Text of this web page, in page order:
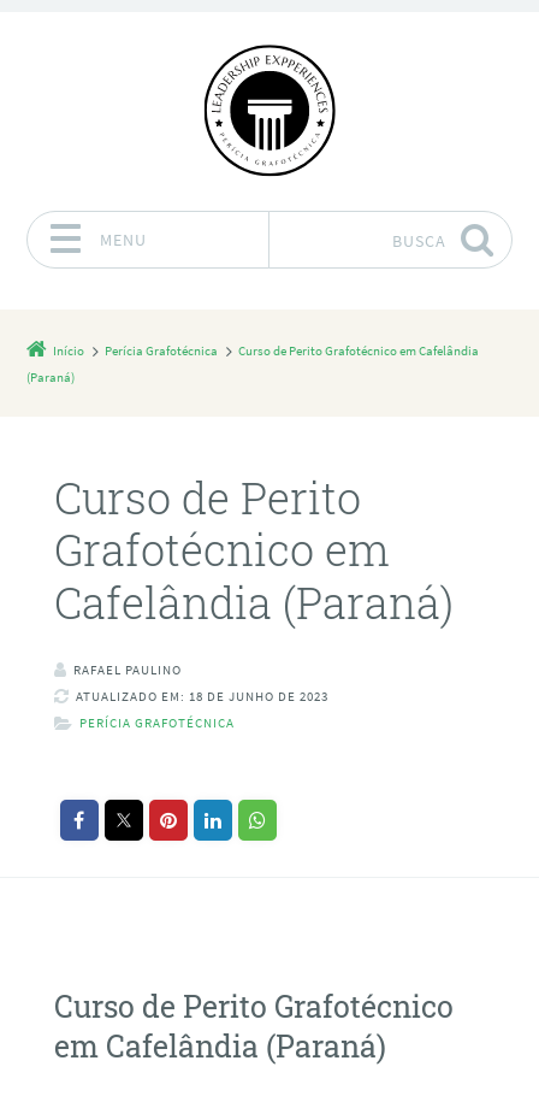
MENU BUSCA
Início Perícia Grafotécnica
Curso de Perito Grafotécnico em Cafelândia
(Paraná)
Curso de Perito
Grafotécnico em
Cafelândia (Paraná)
RAFAEL PAULINO
ATUALIZADO EM: 18 DE JUNHO DE 2023
PERÍCIA GRAFOTÉCNICA
Curso de Perito Grafotécnico
em Cafelândia (Paraná)